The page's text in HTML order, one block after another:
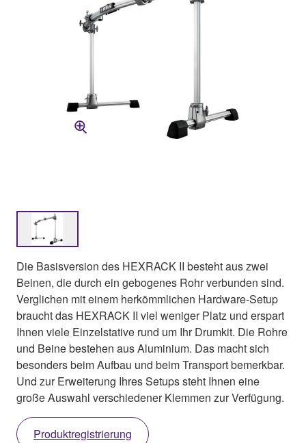
Die Basisversion des HEXRACK II besteht aus zwei
Beinen, die durch ein gebogenes Rohr verbunden sind.
Verglichen mit einem herkömmlichen Hardware-Setup
braucht das HEXRACK II viel weniger Platz und erspart
Ihnen viele Einzelstative rund um Ihr Drumkit. Die Rohre
und Beine bestehen aus Aluminium. Das macht sich
besonders beim Aufbau und beim Transport bemerkbar.
Und zur Erweiterung Ihres Setups steht Ihnen eine
große Auswahl verschiedener Klemmen zur Verfügung.
Produktregistrierung